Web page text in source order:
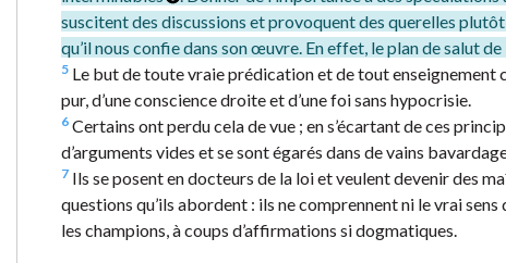
suscitent des discussions et provoquent des querelles
qu’il nous confie dans son œuvre. En effet, le plan de salut
5 Le but de toute vraie prédication et de tout enseignement
pur, d’une conscience droite et d’une foi sans hypocrisie.
6 Certains ont perdu cela de vue ; en s’écartant de ces
d’arguments vides et se sont égarés dans de vains
7 Ils se posent en docteurs de la loi et veulent devenir des
questions qu’ils abordent : ils ne comprennent ni le vrai
les champions, à coups d’affirmations si dogmatiques.